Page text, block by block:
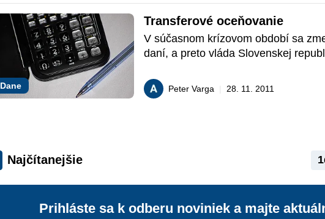
medziach zákonnosti.
Dane
Transferové oceňovanie
V súčasnom krízovom období sa
daní, a preto vláda Slovenskej
vybraných daní. Tento príspevok v
zobrazuje inštitút transferového
Peter Varga 28. 11. 2011
Najčítanejšie
Prihláste sa k odberu noviniek a majte